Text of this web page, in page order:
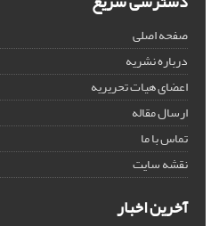
صفحه اصلی
درباره نشریه
اعضای هیات تحریریه
ارسال مقاله
تماس با ما
نقشه سایت
آخرین اخبار